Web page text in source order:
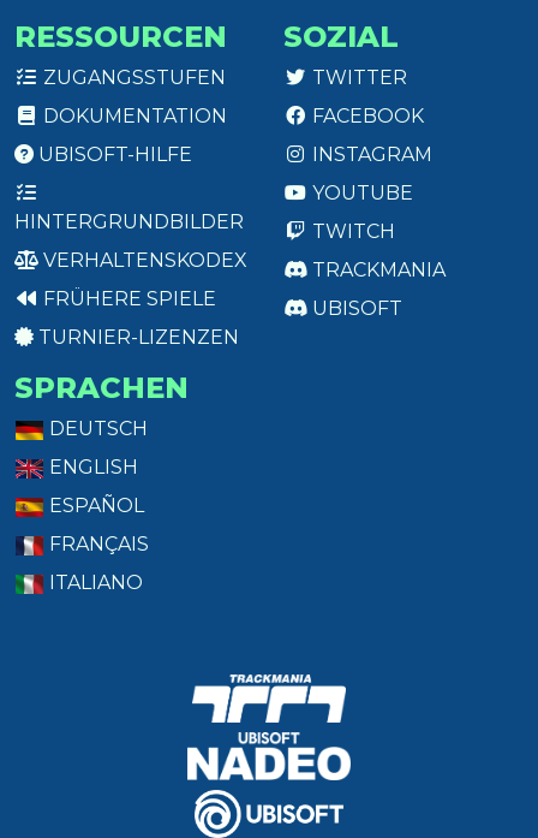
RESSOURCEN
ZUGANGSSTUFEN
DOKUMENTATION
UBISOFT-HILFE
HINTERGRUNDBILDER
VERHALTENSKODEX
FRÜHERE SPIELE
TURNIER-LIZENZEN
SOZIAL
TWITTER
FACEBOOK
INSTAGRAM
YOUTUBE
TWITCH
TRACKMANIA
UBISOFT
SPRACHEN
DEUTSCH
ENGLISH
ESPAÑOL
FRANÇAIS
ITALIANO